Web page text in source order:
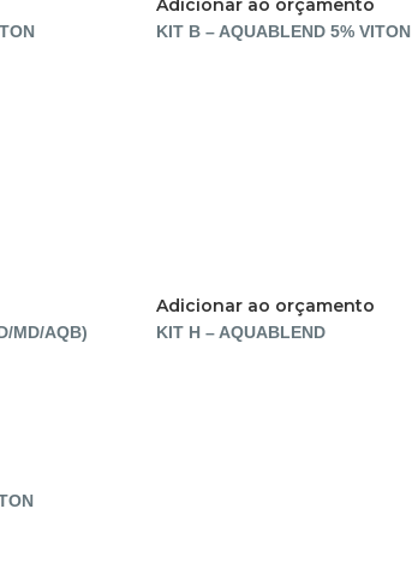
Adicionar ao orçamento
KIT B – AQUABLEND 5% VITON
MD/AQB)
Adicionar ao orçamento
KIT H – AQUABLEND